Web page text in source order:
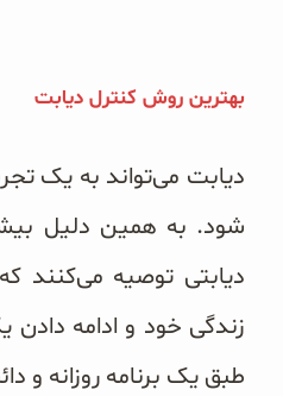
کینوا
ترشی و شور
چاشنی‌ها و سرکه‌‌ها
زیتون و روغن زیتون
بهترین روش کنترل دیابت
دیابت می‌تواند به یک
شود. به همین دلیل
دیابتی توصیه می‌کنند
زندگی خود و ادامه
طبق یک برنامه روزانه و